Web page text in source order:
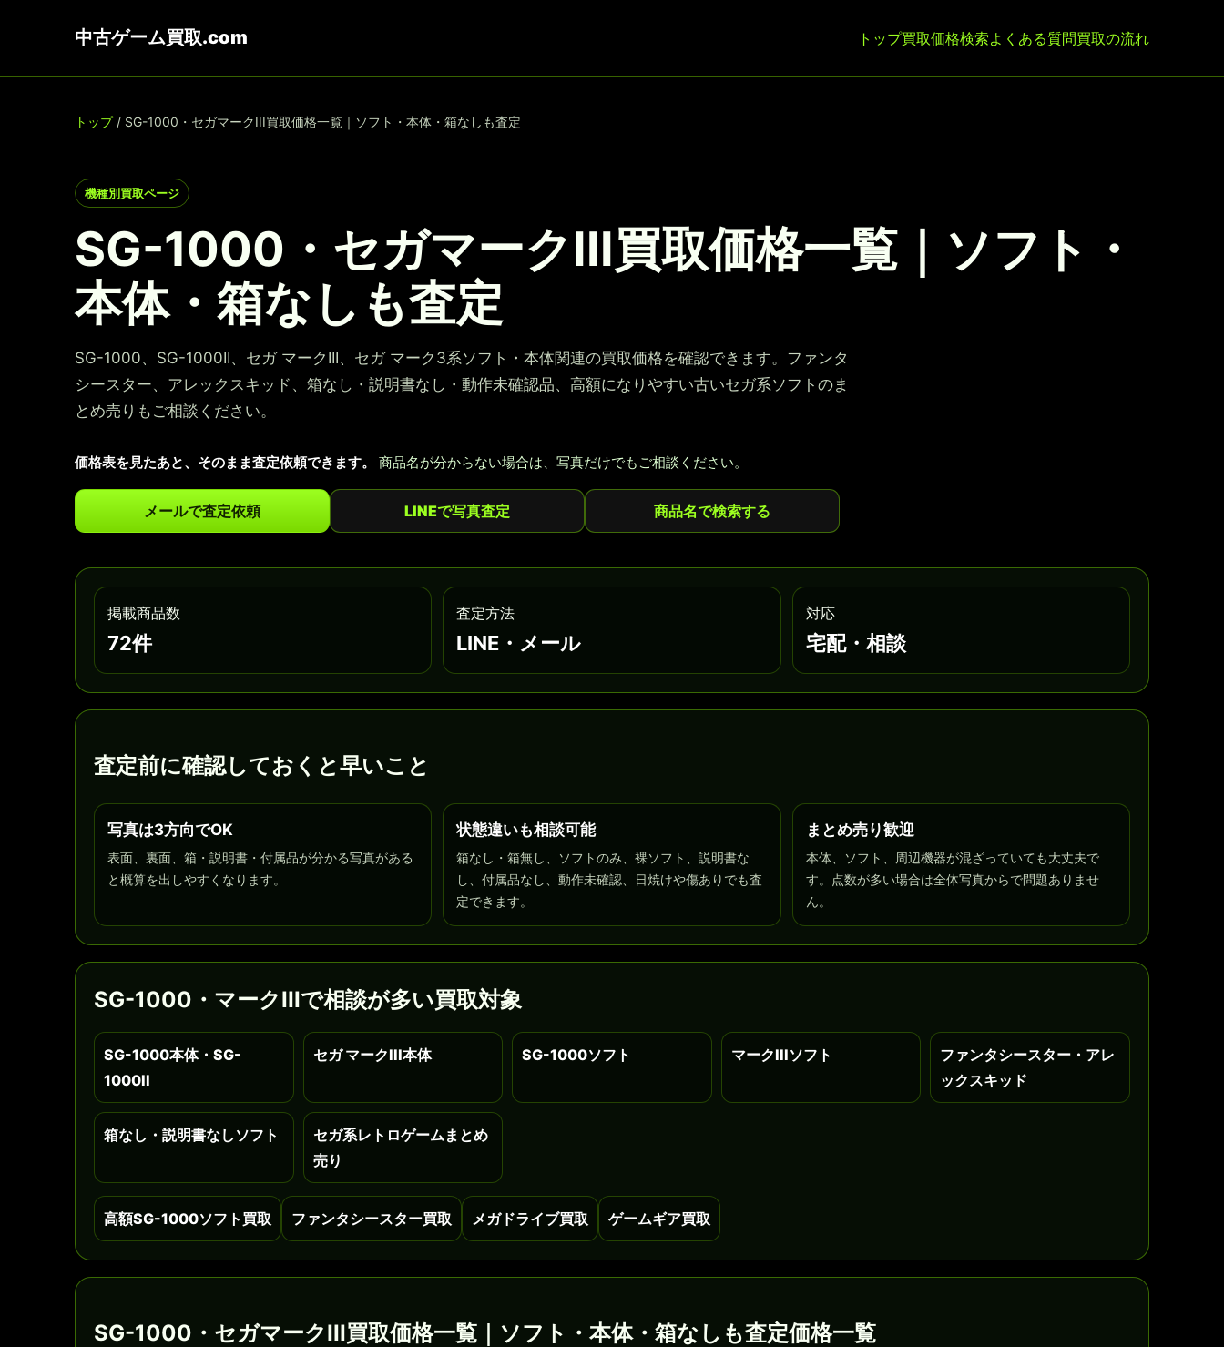
中古ゲーム買取.com トップ買取価格検索よくある質問買取の流れ
トップ/ SG-1000・セガマークIII買取価格一覧｜ソフト・本体・箱なしも査定
機種別買取ページ
SG-1000・セガマークIII買取価格一覧｜ソフト・
本体・箱なしも査定
SG-1000、SG-1000II、セガ マークIII、セガ マーク3系ソフト・本体関連の買取価格を確認できます。ファンタ
シースター、アレックスキッド、箱なし・説明書なし・動作未確認品、高額になりやすい古いセガ系ソフトのま
とめ売りもご相談ください。
価格表を見たあと、そのまま査定依頼できます。 商品名が分からない場合は、写真だけでもご相談ください。
メールで査定依頼 LINEで写真査定 商品名で検索する
掲載商品数
72件
査定方法
LINE・メール
対応
宅配・相談
査定前に確認しておくと早いこと
写真は3方向でOK
表面、裏面、箱・説明書・付属品が分かる写真がある
と概算を出しやすくなります。
状態違いも相談可能
箱なし・箱無し、ソフトのみ、裸ソフト、説明書な
し、付属品なし、動作未確認、日焼けや傷ありでも査
定できます。
まとめ売り歓迎
本体、ソフト、周辺機器が混ざっていても大丈夫で
す。点数が多い場合は全体写真からで問題ありませ
ん。
SG-1000・マークIIIで相談が多い買取対象
SG-1000本体・SG-
1000II
セガ マークIII本体 SG-1000ソフト マークIIIソフト
ファンタシースター・アレ
ックスキッド
箱なし・説明書なしソフト
セガ系レトロゲームまとめ
売り
高額SG-1000ソフト買取 ファンタシースター買取 メガドライブ買取 ゲームギア買取
SG-1000・セガマークIII買取価格一覧｜ソフト・本体・箱なしも査定価格一覧